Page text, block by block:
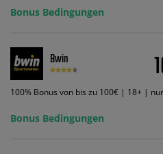
ein und wir geben Ihnen die
Wett-Credits, wenn Sie qualifizierende
Wett-Credits aus. Es gelten die AGB,
Code VIPANGEBOT kann während
ändert dies den Angebotsbetrag in
Bonus Bedingungen
Bwin
100% Bonus von bis zu 100€ | 18+ |
Bonus Bedingungen